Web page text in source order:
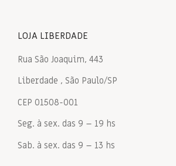
LOJA LIBERDADE
Rua São Joaquim, 443
Liberdade , São Paulo/SP
CEP 01508-001
Seg. à sex. das 9 – 19 hs
Sab. à sex. das 9 – 13 hs